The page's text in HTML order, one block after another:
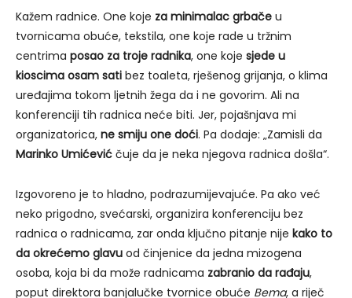
Kažem radnice. One koje za minimalac grbače u
tvornicama obuće, tekstila, one koje rade u tržnim
centrima posao za troje radnika, one koje sjede u
kioscima osam sati bez toaleta, rješenog grijanja, o klima
uređajima tokom ljetnih žega da i ne govorim. Ali na
konferenciji tih radnica neće biti. Jer, pojašnjava mi
organizatorica, ne smiju one doći. Pa dodaje: „Zamisli da
Marinko Umićević čuje da je neka njegova radnica došla“.
Izgovoreno je to hladno, podrazumijevajuće. Pa ako već
neko prigodno, svećarski, organizira konferenciju bez
radnica o radnicama, zar onda ključno pitanje nije kako to
da okrećemo glavu od činjenice da jedna mizogena
osoba, koja bi da može radnicama zabranio da rađaju,
poput direktora banjalučke tvornice obuće Bema, a riječ